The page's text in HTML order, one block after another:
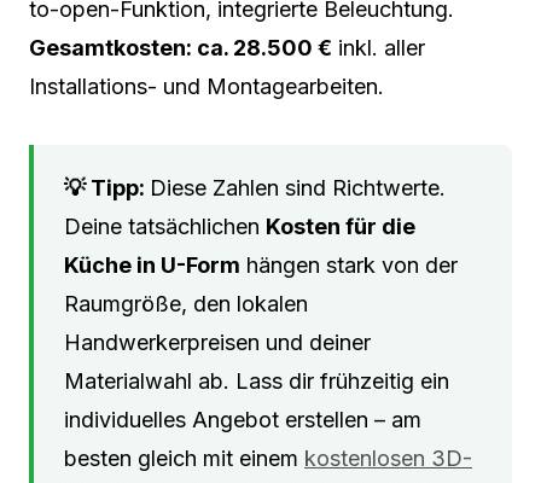
to-open-Funktion, integrierte Beleuchtung.
Gesamtkosten: ca. 28.500 € inkl. aller
Installations- und Montagearbeiten.
Diese Zahlen sind Richtwerte.
Deine tatsächlichen Kosten für die
Küche in U-Form hängen stark von der
Raumgröße, den lokalen
Handwerkerpreisen und deiner
Materialwahl ab. Lass dir frühzeitig ein
individuelles Angebot erstellen – am
besten gleich mit einem kostenlosen 3D-